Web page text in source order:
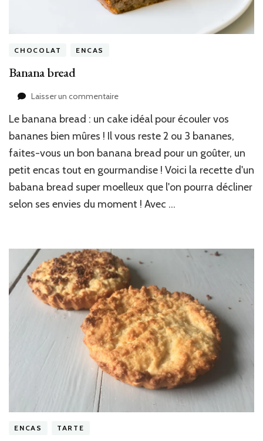
CHOCOLAT ENCAS
Banana bread
Laisser un commentairesur
bread
Le banana bread : un cake idéal pour écouler vos
bananes bien mûres ! Il vous reste 2 ou 3 bananes,
faites-vous un bon banana bread pour un goûter, un
petit encas tout en gourmandise ! Voici la recette d'un
babana bread super moelleux que l'on pourra décliner
selon ses envies du moment ! Avec …
ENCAS TARTE